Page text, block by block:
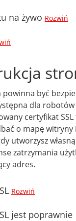
na żywo Rozwiń
być
dla robotów
certyfikat
o mapę
utworzysz
zatrzymania
adres.
Rozwiń
jest poprawnie